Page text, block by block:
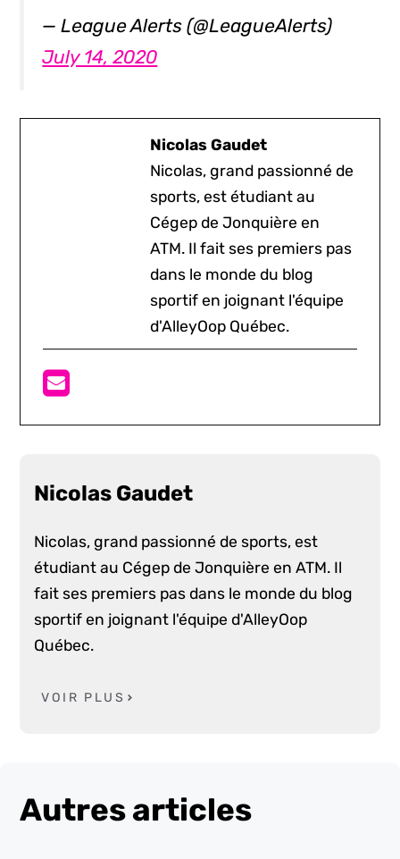
— League Alerts (@LeagueAlerts)
July 14, 2020
Nicolas Gaudet
Nicolas, grand passionné de
sports, est étudiant au
Cégep de Jonquière en
ATM. Il fait ses premiers pas
dans le monde du blog
sportif en joignant l'équipe
d'AlleyOop Québec.
Nicolas Gaudet
Nicolas, grand passionné de sports, est
étudiant au Cégep de Jonquière en ATM. Il
fait ses premiers pas dans le monde du blog
sportif en joignant l'équipe d'AlleyOop
Québec.
VOIR PLUS
Autres articles